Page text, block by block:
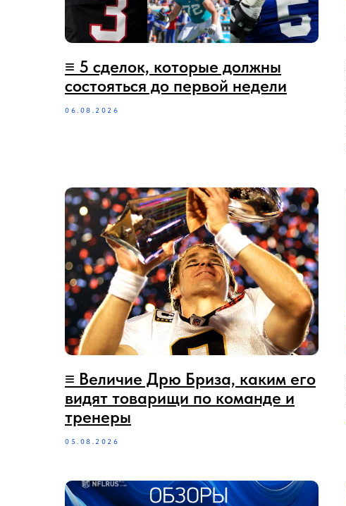
≡ 5 сделок, которые должны
состояться до первой недели
06.08.2026
≡ Величие Дрю Бриза, каким его
видят товарищи по команде и
тренеры
05.08.2026